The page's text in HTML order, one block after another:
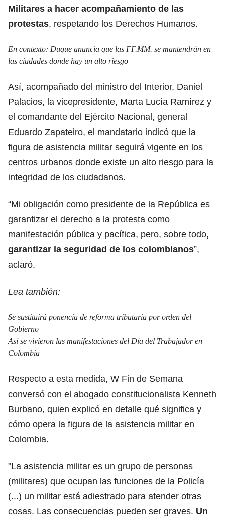
Militares a hacer acompañamiento de las
protestas, respetando los Derechos Humanos.
En contexto: Duque anuncia que las FF.MM. se mantendrán en
las ciudades donde hay un alto riesgo
Así, acompañado del ministro del Interior, Daniel
Palacios, la vicepresidente, Marta Lucía Ramírez y
el comandante del Ejército Nacional, general
Eduardo Zapateiro, el mandatario indicó que la
figura de asistencia militar seguirá vigente en los
centros urbanos donde existe un alto riesgo para la
integridad de los ciudadanos.
“Mi obligación como presidente de la República es
garantizar el derecho a la protesta como
manifestación pública y pacífica, pero, sobre todo,
garantizar la seguridad de los colombianos”,
aclaró.
Lea también:
Se sustituirá ponencia de reforma tributaria por orden del
Gobierno
Así se vivieron las manifestaciones del Día del Trabajador en
Colombia
Respecto a esta medida, W Fin de Semana
conversó con el abogado constitucionalista Kenneth
Burbano, quien explicó en detalle qué significa y
cómo opera la figura de la asistencia militar en
Colombia.
"La asistencia militar es un grupo de personas
(militares) que ocupan las funciones de la Policía
(...) un militar está adiestrado para atender otras
cosas. Las consecuencias pueden ser graves. Un